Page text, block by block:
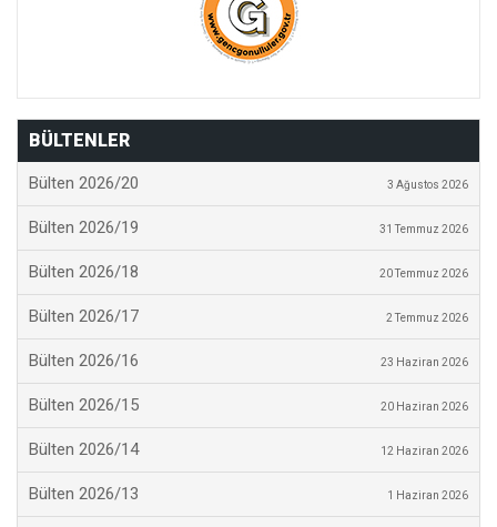
BÜLTENLER
Bülten 2026/20 3 Ağustos 2026
Bülten 2026/19 31 Temmuz 2026
Bülten 2026/18 20 Temmuz 2026
Bülten 2026/17 2 Temmuz 2026
Bülten 2026/16 23 Haziran 2026
Bülten 2026/15 20 Haziran 2026
Bülten 2026/14 12 Haziran 2026
Bülten 2026/13 1 Haziran 2026